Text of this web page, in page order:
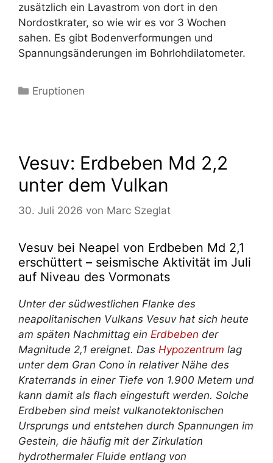
zusätzlich ein Lavastrom von dort in den
Nordostkrater, so wie wir es vor 3 Wochen
sahen. Es gibt Bodenverformungen und
Spannungsänderungen im Bohrlohdilatometer.
Kategorien
Eruptionen
Vesuv: Erdbeben Md 2,2
unter dem Vulkan
30. Juli 2026 von Marc Szeglat
Vesuv bei Neapel von Erdbeben Md 2,1
erschüttert – seismische Aktivität im Juli
auf Niveau des Vormonats
Unter der südwestlichen Flanke des
neapolitanischen Vulkans Vesuv hat sich heute
am späten Nachmittag ein Erdbeben der
Magnitude 2,1 ereignet. Das Hypozentrum lag
unter dem Gran Cono in relativer Nähe des
Kraterrands in einer Tiefe von 1.900 Metern und
kann damit als flach eingestuft werden. Solche
Erdbeben sind meist vulkanotektonischen
Ursprungs und entstehen durch Spannungen im
Gestein, die häufig mit der Zirkulation
hydrothermaler Fluide entlang von